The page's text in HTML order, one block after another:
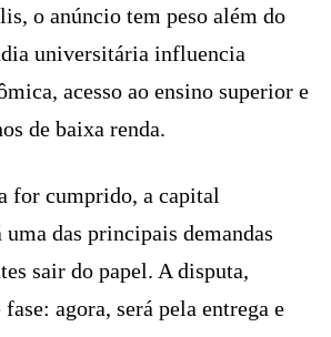
o anúncio tem peso além do
universitária influencia
acesso ao ensino superior e
de baixa renda.
for cumprido, a capital
uma das principais demandas
sair do papel. A disputa,
agora, será pela entrega e